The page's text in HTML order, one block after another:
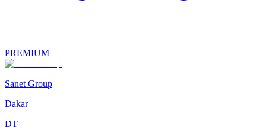
PREMIUM
Sanet Group
Dakar
DT